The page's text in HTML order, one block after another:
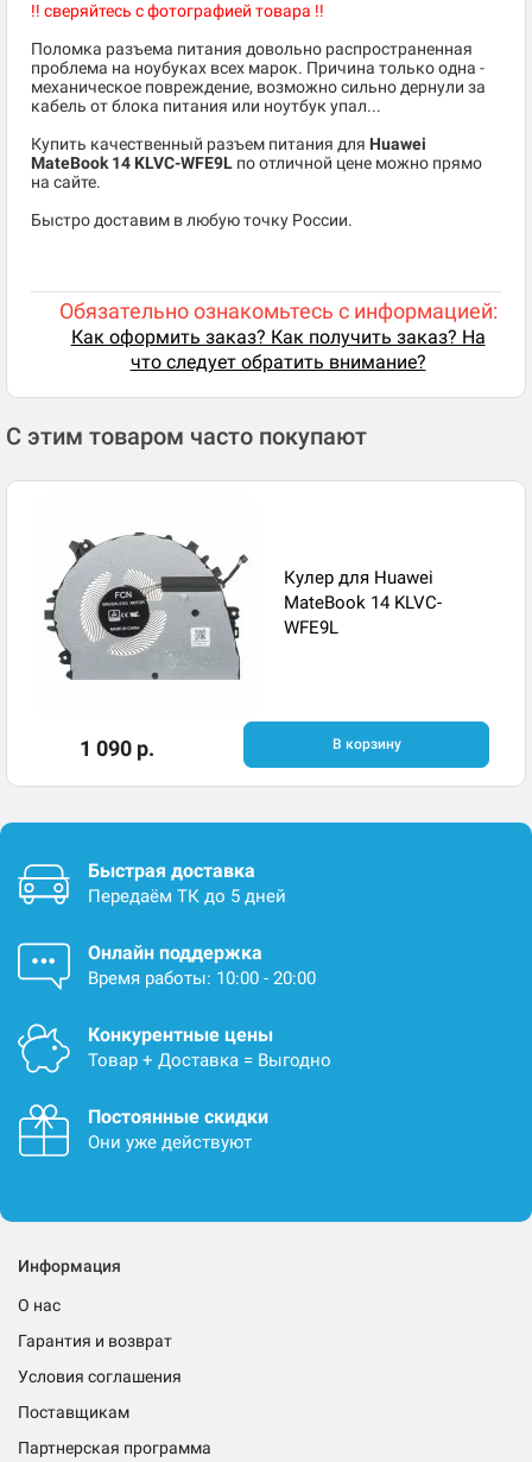
!! сверяйтесь с фотографией товара !!
Поломка разъема питания довольно распространенная
проблема на ноубуках всех марок. Причина только одна -
механическое повреждение, возможно сильно дернули за
кабель от блока питания или ноутбук упал...
Купить качественный разъем питания для Huawei
MateBook 14 KLVC-WFE9L по отличной цене можно прямо
на сайте.
Быстро доставим в любую точку России.
Обязательно ознакомьтесь с информацией:
Как оформить заказ? Как получить заказ? На
что следует обратить внимание?
С этим товаром часто покупают
Кулер для Huawei
MateBook 14 KLVC-
WFE9L
1 090 р. В корзину
Быстрая доставка
Передаём ТК до 5 дней
Онлайн поддержка
Время работы: 10:00 - 20:00
Конкурентные цены
Товар + Доставка = Выгодно
Постоянные скидки
Они уже действуют
Информация
О нас
Гарантия и возврат
Условия соглашения
Поставщикам
Партнерская программа